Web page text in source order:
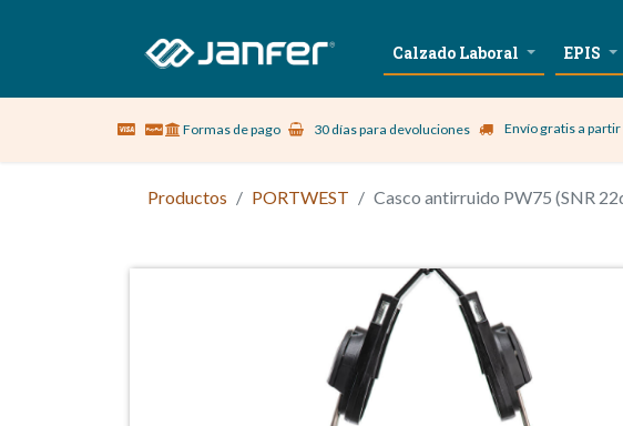
Sobre nosotros Vestuario Laboral Calzado Laboral EPIS
Formas de pago 30 días para devoluciones Envío gratis a
Productos PORTWEST Casco antirruido PW75 (SNR